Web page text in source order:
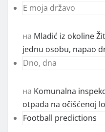
E moja državo
на Mladić iz okoline
jednu osobu, napao
Dno, dna
на Komunalna
otpada na očišćenoj
Football predictions